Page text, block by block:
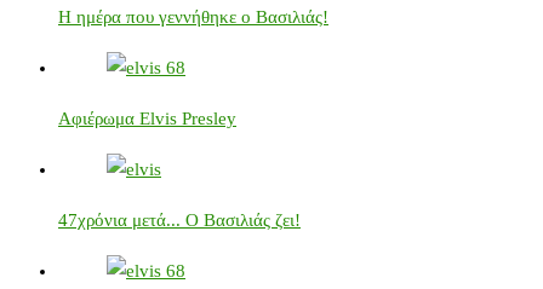
Η ημέρα που γεννήθηκε ο Βασιλιάς!
Αφιέρωμα Elvis Presley
47χρόνια μετά... Ο Βασιλιάς ζει!